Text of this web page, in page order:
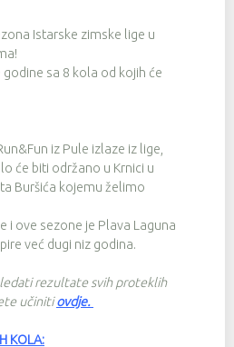
Istarske zimske lige u
sa 8 kola od kojih će
iz Pule izlaze iz lige,
će biti održano u Krnici u
Buršića kojemu želimo
i ove sezone je Plava Laguna
već dugi niz godina.
rezultate svih proteklih
učinitiovdje.
KOLA: